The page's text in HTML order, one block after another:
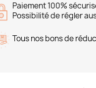
Paiement 100%
Possibilité de régler
Tous nos bons de